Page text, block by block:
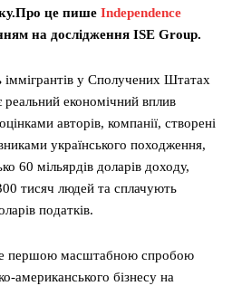
це пише Independence
на дослідження ISE Group.
іммігрантів у Сполучених Штатах
економічний вплив
авторів, компанії, створені
українського походження,
60 мільярдів доларів доходу,
тисяч людей та сплачують
податків.
першою масштабною спробою
американського бізнесу на